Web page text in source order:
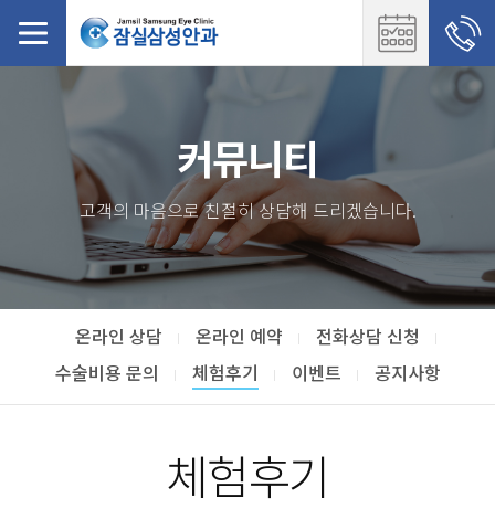
커뮤니티
고객의 마음으로 친절히 상담해 드리겠습니다.
온라인 상담 온라인 예약
전화상담 신청
수술비용 문의
체험후기 이벤트 공지사항
체험후기